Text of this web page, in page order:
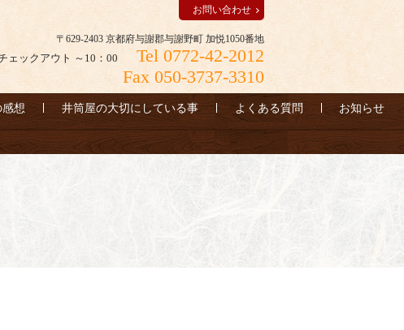
〒629-2403 京都府与謝郡与謝野町 加悦1050番地
ェックアウト ～10：00
Tel 0772-42-2012
Fax 050-3737-3310
お問い合わせ
想 井筒屋の大切にしている事 よくある質問 お知らせ